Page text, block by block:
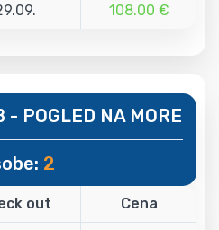
108.00 €
- POGLED NA MORE
2
out Cena